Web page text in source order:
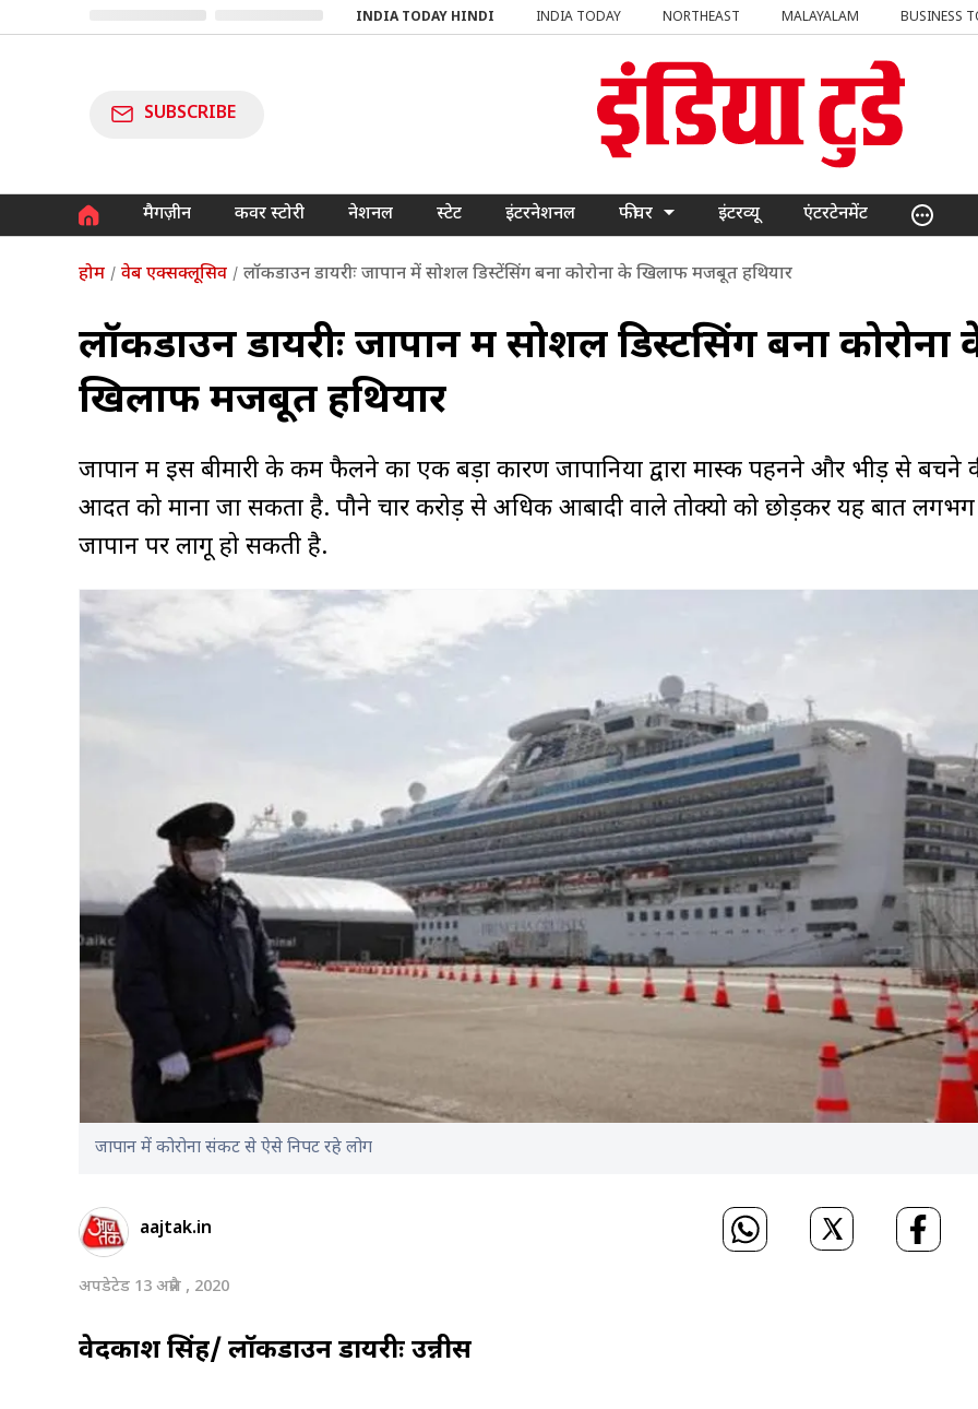
INDIA TODAY HINDI INDIA TODAY NORTHEAST MALAYALAM BUSINESS
SUBSCRIBE
मैगज़ीन कवर स्टोरी नेशनल स्टेट इंटरनेशनल फीचर इंटरव्यू एंटरटेनमेंट
होम वेब एक्सक्लूसिव लॉकडाउन डायरीः जापान में सोशल डिस्टेंसिंग बना कोरोना के खिलाफ मजबूत हथियार
लॉकडाउन डायरीः जापान में सोशल डिस्टेंसिंग बना कोरोना
खिलाफ मजबूत हथियार
जापान में इस बीमारी के कम फैलने का एक बड़ा कारण जापानियों द्वारा मास्क पहनने और भीड़ से बचने
आदत को माना जा सकता है. पौने चार करोड़ से अधिक आबादी वाले तोक्यो को छोड़कर यह बात
जापान पर लागू हो सकती है.
जापान में कोरोना संकट से ऐसे निपट रहे लोग
aajtak.in
अपडेटेड 13 अप्रैल , 2020
वेदप्रकाश सिंह/ लॉकडाउन डायरीः उन्नीस